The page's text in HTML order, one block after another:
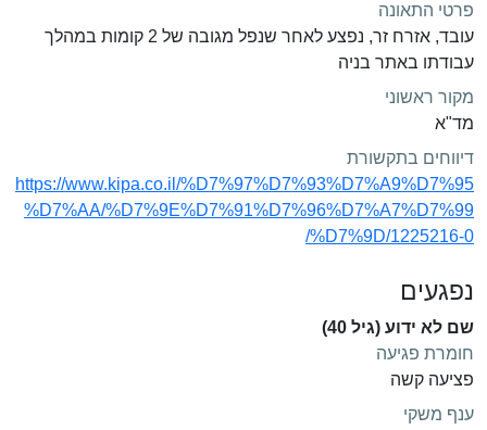
פרטי התאונה
עובד, אזרח זר, נפצע לאחר שנפל מגובה של 2 קומות במהלך
עבודתו באתר בניה
מקור ראשוני
מד"א
דיווחים בתקשורת
https://www.kipa.co.il/%D7%97%D7%93%D7%A9%D7%95
%D7%AA/%D7%9E%D7%91%D7%96%D7%A7%D7%99
%D7%9D/1225216-0/
נפגעים
שם לא ידוע (גיל 40)
חומרת פגיעה
פציעה קשה
ענף משקי